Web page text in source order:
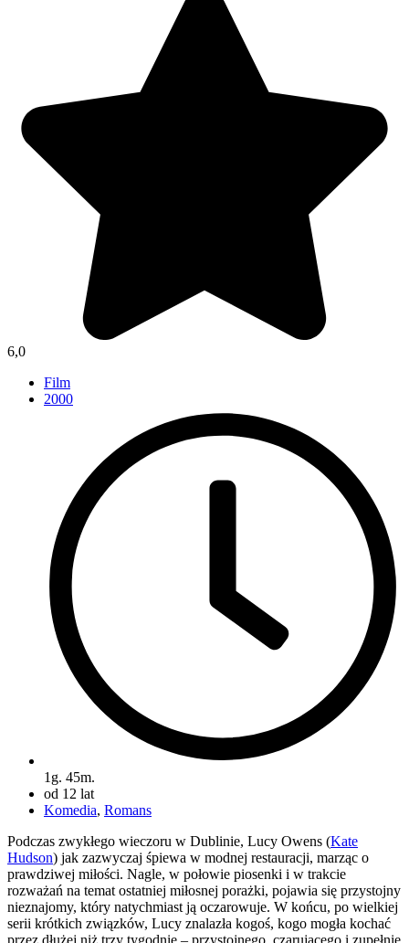
6,0
Film
2000
1g. 45m.
od 12 lat
Komedia, Romans
Podczas zwykłego wieczoru w Dublinie, Lucy Owens (Kate
Hudson) jak zazwyczaj śpiewa w modnej restauracji, marząc o
prawdziwej miłości. Nagle, w połowie piosenki i w trakcie
rozważań na temat ostatniej miłosnej porażki, pojawia się przystojny
nieznajomy, który natychmiast ją oczarowuje. W końcu, po wielkiej
serii krótkich związków, Lucy znalazła kogoś, kogo mogła kochać
przez dłużej niż trzy tygodnie – przystojnego, czarującego i zupełnie